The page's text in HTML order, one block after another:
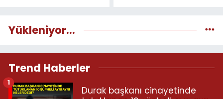
Yükleniyor...
Trend Haberler
Durak başkanı cinayetinde
1